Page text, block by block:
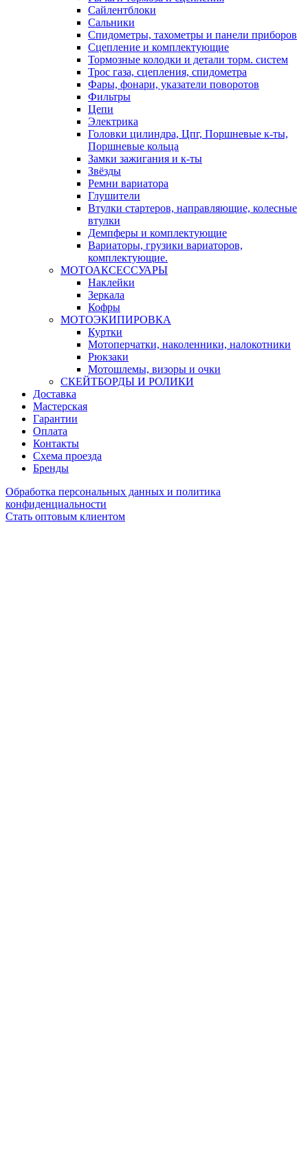
Сайлентблоки
Сальники
Спидометры, тахометры и панели приборов
Сцепление и комплектующие
Тормозные колодки и детали торм. систем
Трос газа, сцепления, спидометра
Фары, фонари, указатели поворотов
Фильтры
Цепи
Электрика
Головки цилиндра, Цпг, Поршневые к-ты,
Поршневые кольца
Замки зажигания и к-ты
Звёзды
Ремни вариатора
Глушители
Втулки стартеров, направляющие, колесные
втулки
Демпферы и комплектующие
Вариаторы, грузики вариаторов,
комплектующие.
МОТОАКСЕССУАРЫ
Наклейки
Зеркала
Кофры
МОТОЭКИПИРОВКА
Куртки
Мотоперчатки, наколенники, налокотники
Рюкзаки
Мотошлемы, визоры и очки
СКЕЙТБОРДЫ И РОЛИКИ
Доставка
Мастерская
Гарантии
Оплата
Контакты
Схема проезда
Бренды
Обработка персональных данных и политика
конфиденциальности
Стать оптовым клиентом